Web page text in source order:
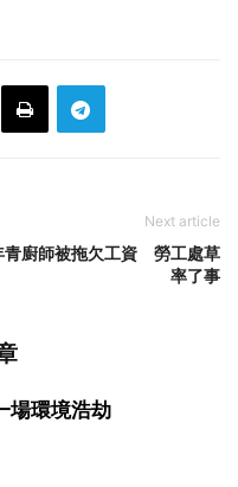
Next article
青廚師被拖欠工資 勞工處草
率了事
場環境浩劫